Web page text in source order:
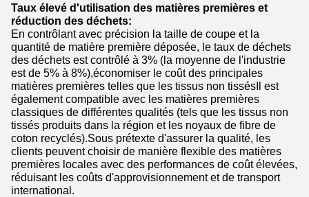
Taux élevé d'utilisation des matières premières et
réduction des déchets:
En contrôlant avec précision la taille de coupe et la
quantité de matière première déposée, le taux de déchets
des déchets est contrôlé à 3% (la moyenne de l'industrie
est de 5% à 8%),économiser le coût des principales
matières premières telles que les tissus non tissésIl est
également compatible avec les matières premières
classiques de différentes qualités (tels que les tissus non
tissés produits dans la région et les noyaux de fibre de
coton recyclés).Sous prétexte d'assurer la qualité, les
clients peuvent choisir de manière flexible des matières
premières locales avec des performances de coût élevées,
réduisant les coûts d'approvisionnement et de transport
international.